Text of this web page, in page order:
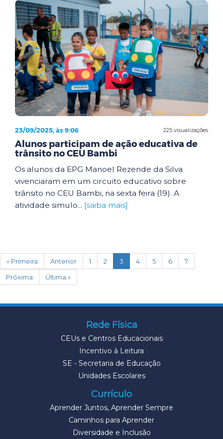
225 visualizações
23/09/2025, às 9:06
Alunos participam de ação educativa de
trânsito no CEU Bambi
Os alunos da EPG Manoel Rezende da Silva
vivenciaram em um circuito educativo sobre
trânsito no CEU Bambi, na sexta feira (19). A
atividade simulo... [saiba mais]
« Primeira Anterior 1 2 3 (current)
4 5 6
7
Próxima
Última »
Rede Física
CEUs e Centros Educacionais
Incentivo à Leitura
SE - Secretaria de Educação
Unidades Escolares
Currículo
Aprender Juntos, Aprender Sempre
Caminhos para Aprender
Diversidade e Inclusão